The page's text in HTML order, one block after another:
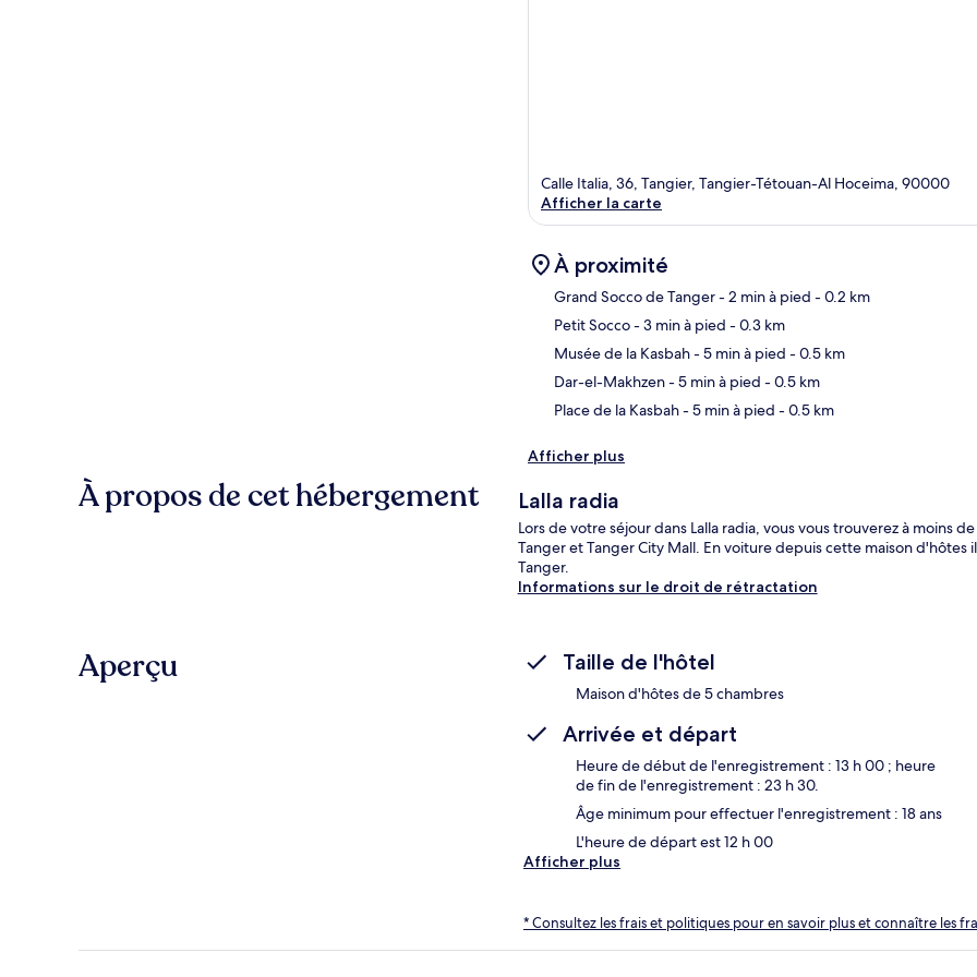
Calle Italia, 36, Tangier, Tangier-Tétouan-Al Hoceima, 90000
Afficher la carte
À proximité
Grand Socco de Tanger- 2 min à pied - 0.2 km
Petit Socco- 3 min à pied - 0.3 km
Musée de la Kasbah- 5 min à pied - 0.5 km
Dar-el-Makhzen- 5 min à pied - 0.5 km
Place de la Kasbah- 5 min à pied - 0.5 km
Afficher plus
À propos de cet hébergement Lalla radia
Lors de votre séjour dans Lalla radia, vous vous trouverez à moins
Tanger et Tanger City Mall. En voiture depuis cette maison
Tanger.
Informations sur le droit de rétractation
Aperçu Taille de l'hôtel
Maison d'hôtes de 5 chambres
Arrivée et départ
Heure de début de l'enregistrement : 13 h 00 ; heure
de fin de l'enregistrement : 23 h 30.
Âge minimum pour effectuer l'enregistrement : 18 ans
L'heure de départ est 12 h 00
Afficher plus
* Consultez les frais et politiques pour en savoir plus et connaître les